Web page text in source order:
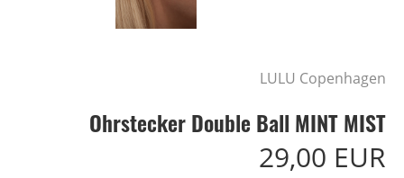
LULU Copenhagen
Ohrstecker Double Ball MINT MIST
29,00 EUR